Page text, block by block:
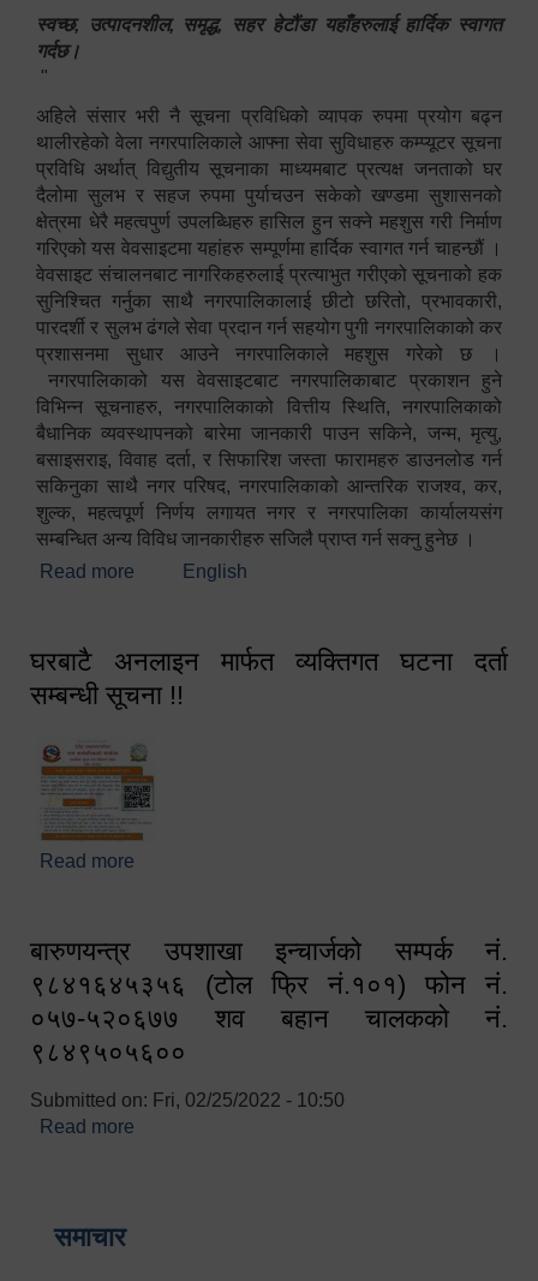
स्वच्छ, उत्पादनशील, समृद्ध, सहर हेटौंडा यहाँहरुलाई हार्दिक स्वागत
गर्दछ।
"
अहिले संसार भरी नै सूचना प्रविधिको व्यापक रुपमा प्रयोग बढ्न
थालीरहेको वेला नगरपालिकाले आफ्ना सेवा सुविधाहरु कम्प्यूटर सूचना
प्रविधि अर्थात् विद्युतीय सूचनाका माध्यमबाट प्रत्यक्ष जनताको घर
दैलोमा सुलभ र सहज रुपमा पुर्याचउन सकेको खण्डमा सुशासनको
क्षेत्रमा धेरै महत्वपुर्ण उपलब्धिहरु हासिल हुन सक्ने महशुस गरी निर्माण
गरिएको यस वेवसाइटमा यहांहरु सम्पूर्णमा हार्दिक स्वागत गर्न चाहन्छौं ।
वेवसाइट संचालनबाट नागरिकहरुलाई प्रत्याभुत गरीएको सूचनाको हक
सुनिश्चित गर्नुका साथै नगरपालिकालाई छीटो छरितो, प्रभावकारी,
पारदर्शी र सुलभ ढंगले सेवा प्रदान गर्न सहयोग पुगी नगरपालिकाको कर
प्रशासनमा सुधार आउने नगरपालिकाले महशुस गरेको छ ।
नगरपालिकाको यस वेवसाइटबाट नगरपालिकाबाट प्रकाशन हुने
विभिन्न सूचनाहरु, नगरपालिकाको वित्तीय स्थिति, नगरपालिकाको
बैधानिक व्यवस्थापनको बारेमा जानकारी पाउन सकिने, जन्म, मृत्यु,
बसाइसराइ, विवाह दर्ता, र सिफारिश जस्ता फारामहरु डाउनलोड गर्न
सकिनुका साथै नगर परिषद, नगरपालिकाको आन्तरिक राजश्व, कर,
शुल्क, महत्वपूर्ण निर्णय लगायत नगर र नगरपालिका कार्यालयसंग
सम्बन्धित अन्य विविध जानकारीहरु सजिलै प्राप्त गर्न सक्नु हुनेछ ।
Read more about स्वागतम!!!
English
घरबाटै अनलाइन मार्फत व्यक्तिगत घटना दर्ता
सम्बन्धी सूचना !!
Read more
बारुणयन्त्र उपशाखा इन्चार्जको सम्पर्क नं.
९८४१६४५३५६ (टोल फ्रि नं.१०१) फोन नं.
०५७-५२०६७७ शव बहान चालकको नं.
९८४९५०५६००
Submitted on: Fri, 02/25/2022 - 10:50
Read more
समाचार